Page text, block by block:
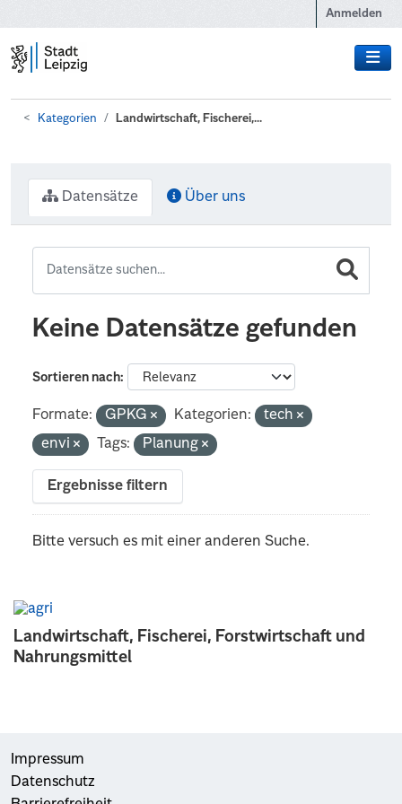
Anmelden
Kategorien Landwirtschaft, Fischerei,...
Landwirtschaft, Fischerei, Forstwirtschaft und
Nahrungsmittel
Datensätze Über uns
Keine Datensätze gefunden
Sortieren nach
Formate: GPKG Kategorien:
tech
envi
Tags: Planung
Ergebnisse filtern
Bitte versuch es mit einer anderen Suche.
Impressum
Datenschutz